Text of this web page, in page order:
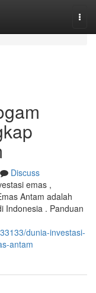
Discuss
emas ,
Antam adalah
Indonesia . Panduan
dunia-investasi-
antam